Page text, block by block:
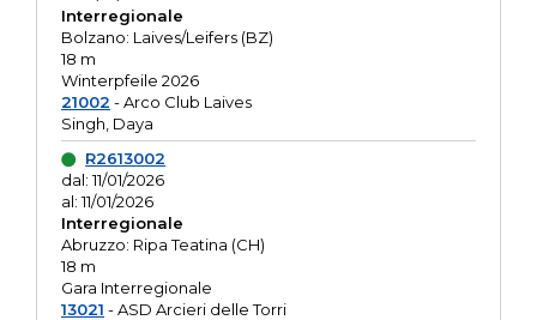
Interregionale
Bolzano: Laives/Leifers (BZ)
18 m
Winterpfeile 2026
21002 - Arco Club Laives
Singh, Daya
R2613002
dal: 11/01/2026
al: 11/01/2026
Interregionale
Abruzzo: Ripa Teatina (CH)
18 m
Gara Interregionale
13021 - ASD Arcieri delle Torri